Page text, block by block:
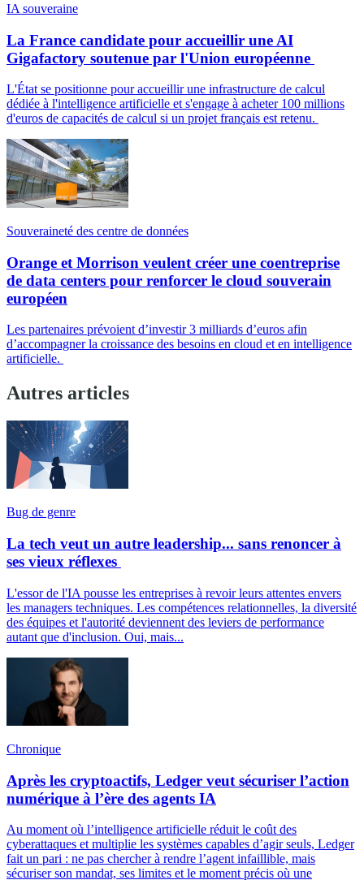
IA souveraine
La France candidate pour accueillir une AI
Gigafactory soutenue par l'Union européenne
L'État se positionne pour accueillir une infrastructure de calcul
dédiée à l'intelligence artificielle et s'engage à acheter 100 millions
d'euros de capacités de calcul si un projet français est retenu.
Souveraineté des centre de données
Orange et Morrison veulent créer une coentreprise
de data centers pour renforcer le cloud souverain
européen
Les partenaires prévoient d’investir 3 milliards d’euros afin
d’accompagner la croissance des besoins en cloud et en intelligence
artificielle.
Autres articles
Bug de genre
La tech veut un autre leadership... sans renoncer à
ses vieux réflexes
L'essor de l'IA pousse les entreprises à revoir leurs attentes envers
les managers techniques. Les compétences relationnelles, la diversité
des équipes et l'autorité deviennent des leviers de performance
autant que d'inclusion. Oui, mais...
Chronique
Après les cryptoactifs, Ledger veut sécuriser l’action
numérique à l’ère des agents IA
Au moment où l’intelligence artificielle réduit le coût des
cyberattaques et multiplie les systèmes capables d’agir seuls, Ledger
fait un pari : ne pas chercher à rendre l’agent infaillible, mais
sécuriser son mandat, ses limites et le moment précis où une